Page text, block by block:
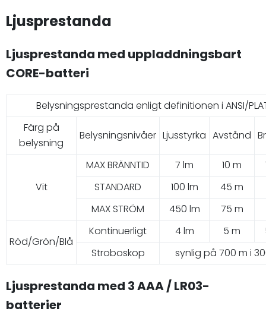
Ljusprestanda
Ljusprestanda med uppladdningsbart
CORE-batteri
Belysningsprestanda enligt definitionen i ANSI/
Färg på
belysning
Belysningsnivåer Ljusstyrka Avstånd
Vit
MAX BRÄNNTID 7 lm 10 m
STANDARD
100 lm
45 m
MAX STRÖM
450 lm 75 m
Röd/Grön/Blå
Kontinuerligt 4 lm 5 m
Stroboskop
synlig på 700 m i
Ljusprestanda med 3 AAA / LR03-
batterier